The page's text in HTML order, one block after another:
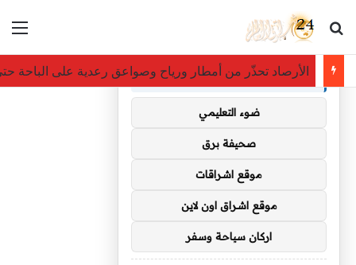
بحث عن
الأرصاد تحذّر من أمطار ورياح وصواعق رعدية على الباحة
توصيات :
باقة متميزة VIP (كود: AA35872):
ضوء التعليمي
صحيفة برق
موقع اشراقات
موقع اشراق اون لاين
اركان سياحة وسفر